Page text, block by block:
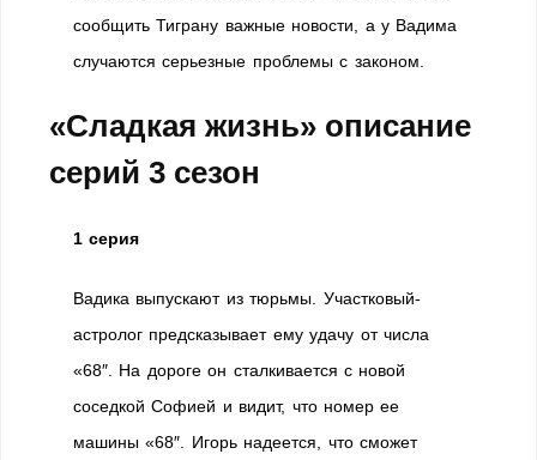
сообщить Тиграну важные новости, а у Вадима
случаются серьезные проблемы с законом.
«Сладкая жизнь» описание
серий 3 сезон
1 серия
Вадика выпускают из тюрьмы. Участковый-
астролог предсказывает ему удачу от числа
«68″. На дороге он сталкивается с новой
соседкой Софией и видит, что номер ее
машины «68″. Игорь надеется, что сможет